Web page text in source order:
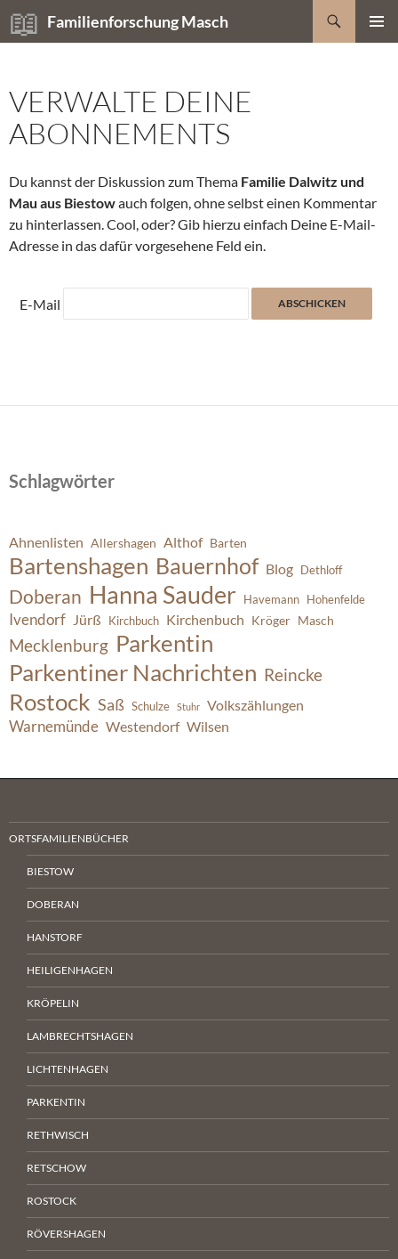
Zum
Inhalt
Familienforschung Masch
Suchen
VERWALTE DEINE
ABONNEMENTS
Du kannst der Diskussion zum Thema Familie Dalwitz und
Mau aus Biestowauch folgen, ohne selbst einen Kommentar
zu hinterlassen. Cool, oder? Gib hierzu einfach Deine E-Mail-
Adresse in das dafür vorgesehene Feld ein.
E-Mail
Schlagwörter
Ahnenlisten Allershagen Althof Barten
Bartenshagen Bauernhof Blog Dethloff
Doberan Hanna Sauder Havemann Hohenfelde
Ivendorf Jürß Kirchbuch Kirchenbuch Kröger Masch
Mecklenburg Parkentin
Parkentiner Nachrichten Reincke
Rostock Saß Schulze Stuhr Volkszählungen
Warnemünde Westendorf Wilsen
ORTSFAMILIENBÜCHER
BIESTOW
DOBERAN
HANSTORF
HEILIGENHAGEN
KRÖPELIN
LAMBRECHTSHAGEN
LICHTENHAGEN
PARKENTIN
RETHWISCH
RETSCHOW
ROSTOCK
RÖVERSHAGEN